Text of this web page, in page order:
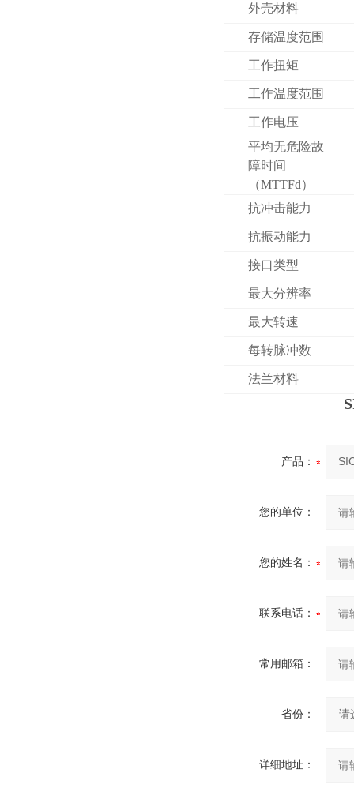
外壳材料
存储温度范围
工作扭矩
工作温度范围
工作电压
平均无危险故
障时间
（MTTFd）
抗冲击能力
抗振动能力
接口类型
最大分辨率
最大转速
每转脉冲数
法兰材料
产品：
您的单位：
您的姓名：
联系电话：
常用邮箱：
省份：
详细地址：